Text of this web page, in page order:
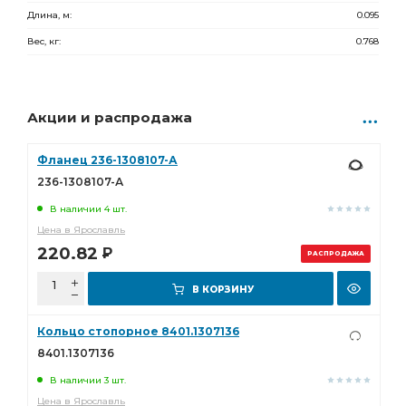
Длина, м: 0.095
Вес, кг: 0.768
Акции и распродажа
РАСПРОДАЖА
Фланец 236-1308107-А
236-1308107-А
В наличии 4 шт.
Цена в Ярославль
220.82 Р
В КОРЗИНУ
Кольцо стопорное 8401.1307136
8401.1307136
В наличии 3 шт.
Цена в Ярославль